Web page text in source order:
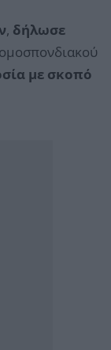
, δήλωσε
με σκοπό